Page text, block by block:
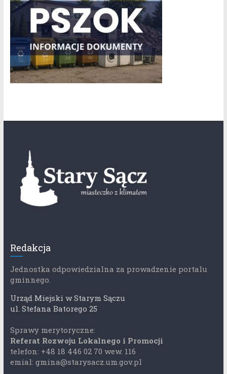
Redakcja
Jednostka odpowiedzialna za prowadzenie portalu
gminnego.
Urząd Miejski w Starym Sączu
ul. Stefana Batorego 25
Sprawy merytoryczne:
Referat Rozwoju Lokalnego i Promocji
telefon: +48 18 446 02 70 wew. 116
emial: gmina@starysacz.um.gov.pl